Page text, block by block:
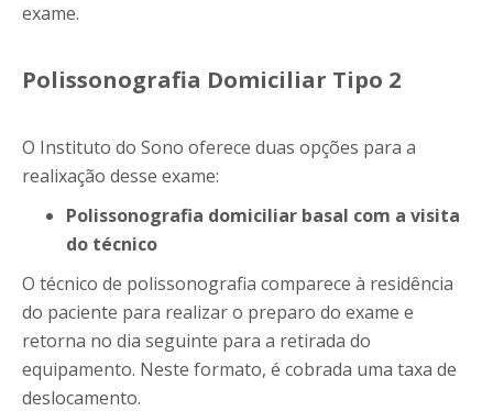
exame.
Polissonografia Domiciliar Tipo 2
O Instituto do Sono oferece duas opções para a
realixação desse exame:
Polissonografia domiciliar basal com a visita
do técnico
O técnico de polissonografia comparece à residência
do paciente para realizar o preparo do exame e
retorna no dia seguinte para a retirada do
equipamento. Neste formato, é cobrada uma taxa de
deslocamento.